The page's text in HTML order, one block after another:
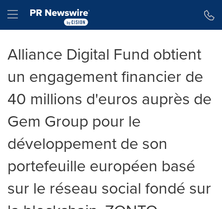
Hamburger menu
Alliance Digital Fund obtient
un engagement financier de
40 millions d'euros auprès de
Gem Group pour le
développement de son
portefeuille européen basé
sur le réseau social fondé sur